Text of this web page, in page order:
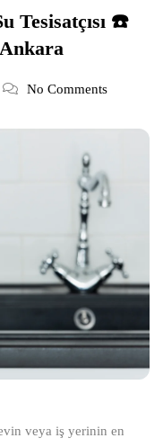
Tesisatçısı ☎️
No Comments
veya iş yerinin en